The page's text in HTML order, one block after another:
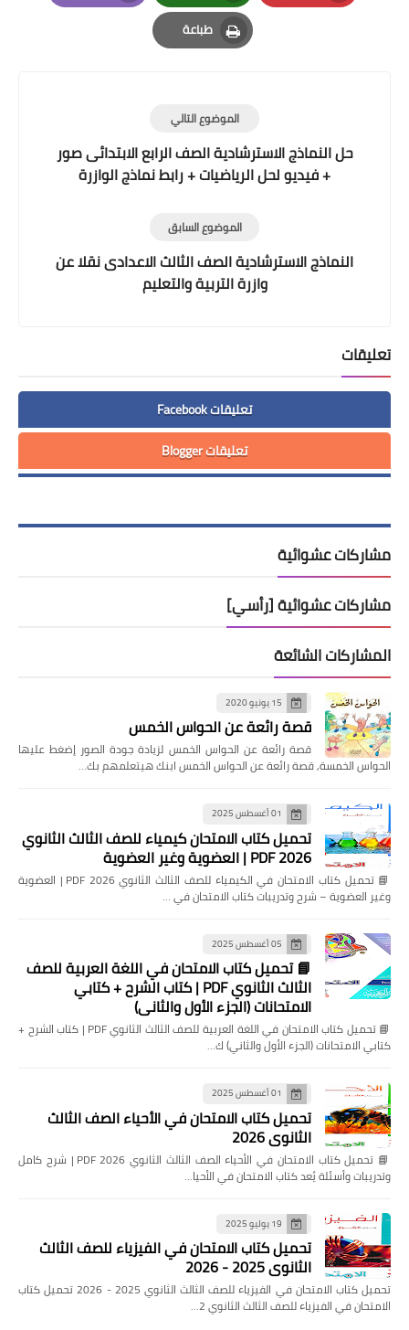
Pinterest
Whatsapp
Email
طباعة
Print
الموضوع التالي
حل النماذج الاسترشادية الصف الرابع الابتدائى صور
+ فيديو لحل الرياضيات + رابط نماذج الوازرة
الموضوع السابق
النماذج الاسترشادية الصف الثالث الاعدادى نقلا عن
وازرة التربية والتعليم
تعليقات
تعليقات Facebook
تعليقات Blogger
مشاركات عشوائية
مشاركات عشوائية [رأسي]
المشاركات الشائعة
15 يونيو 2020
قصة رائعة عن الحواس الخمس
قصة رائعة عن الحواس الخمس لزيادة جودة الصور إضغط عليها
الحواس الخمسة, قصة رائعة عن الحواس الخمس ابنك هيتعلمهم بك…
01 أغسطس 2025
تحميل كتاب الامتحان كيمياء للصف الثالث الثانوي
2026 PDF | العضوية وغير العضوية
📘 تحميل كتاب الامتحان في الكيمياء للصف الثالث الثانوي 2026 PDF | العضوية
وغير العضوية – شرح وتدريبات كتاب الامتحان في …
05 أغسطس 2025
📘 تحميل كتاب الامتحان في اللغة العربية للصف
الثالث الثانوي PDF | كتاب الشرح + كتابي
الامتحانات (الجزء الأول والثاني)
📘 تحميل كتاب الامتحان في اللغة العربية للصف الثالث الثانوي PDF | كتاب الشرح +
كتابي الامتحانات (الجزء الأول والثاني) ك…
01 أغسطس 2025
تحميل كتاب الامتحان في الأحياء الصف الثالث
الثانوي 2026
📘 تحميل كتاب الامتحان في الأحياء الصف الثالث الثانوي 2026 PDF | شرح كامل
وتدريبات وأسئلة يُعد كتاب الامتحان في الأحيا…
19 يوليو 2025
تحميل كتاب الامتحان في الفيزياء للصف الثالث
الثانوي 2025 - 2026
تحميل كتاب الامتحان في الفيزياء للصف الثالث الثانوي 2025 - 2026 تحميل كتاب
الامتحان في الفيزياء للصف الثالث الثانوي 2…